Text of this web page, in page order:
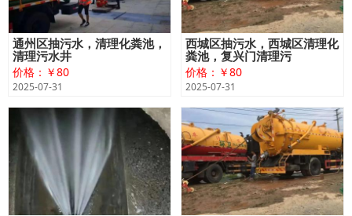
通州区抽污水，清理化粪池，
清理污水井
价格：￥80
2025-07-31
西城区抽污水，西城区清理化
粪池，复兴门清理污
价格：￥80
2025-07-31